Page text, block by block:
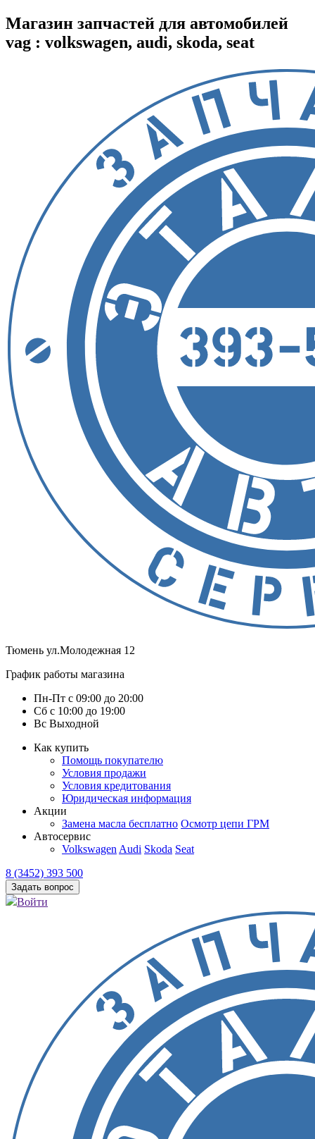
Магазин запчастей для автомобилей
vag : volkswagen, audi, skoda, seat
Тюмень ул.Молодежная 12
График работы магазина
Пн-Пт с 09:00 до 20:00
Сб с 10:00 до 19:00
Вс Выходной
Как купить
Помощь покупателю
Условия продажи
Условия кредитования
Юридическая информация
Акции
Замена масла бесплатно Осмотр цепи ГРМ
Автосервис
Volkswagen Audi Skoda Seat
8 (3452) 393 500
Задать вопрос
Войти